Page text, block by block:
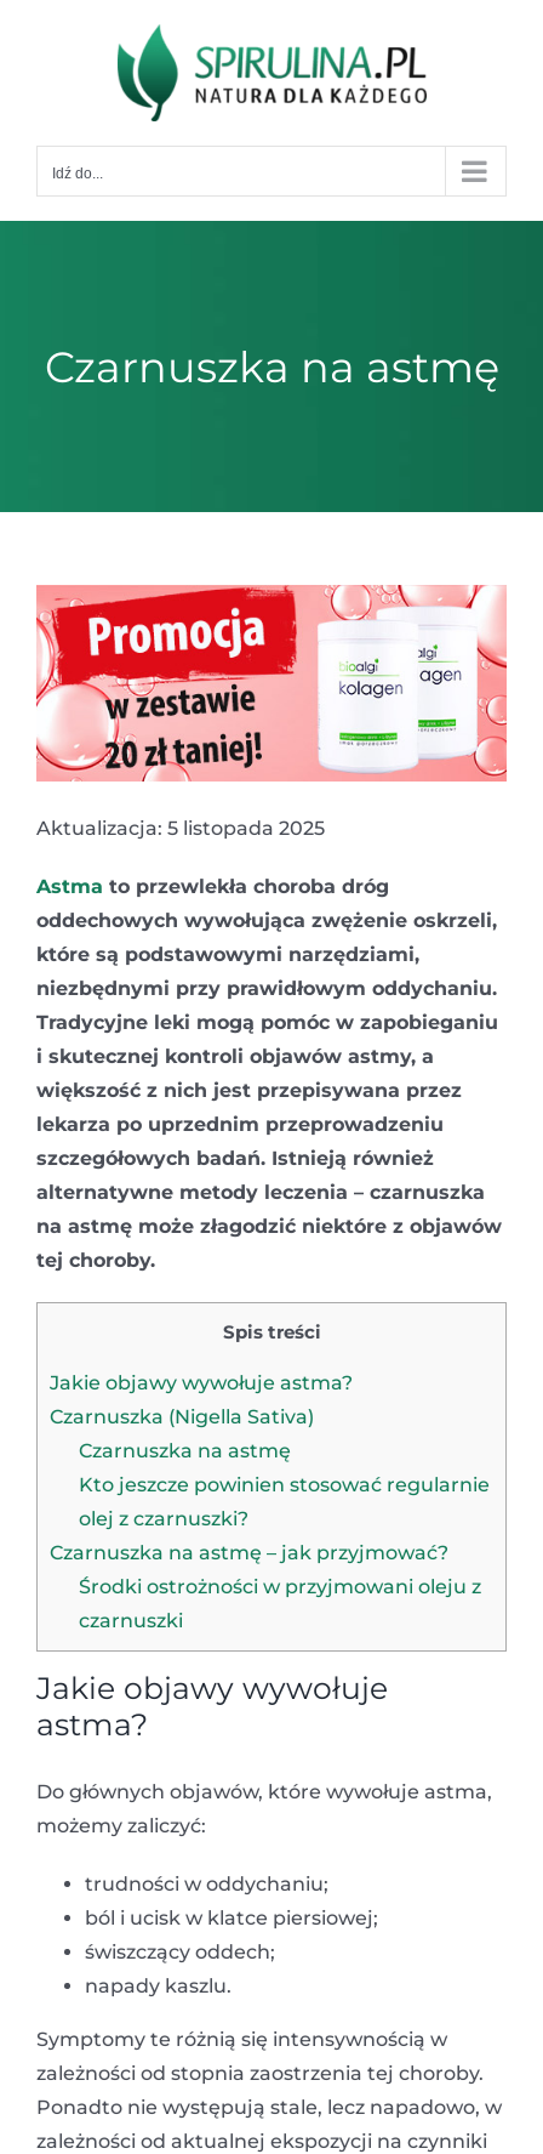
Idź do...
Czarnuszka na astmę
Aktualizacja: 5 listopada 2025
Astma to przewlekła choroba dróg
oddechowych wywołująca zwężenie oskrzeli,
które są podstawowymi narzędziami,
niezbędnymi przy prawidłowym oddychaniu.
Tradycyjne leki mogą pomóc w zapobieganiu
i skutecznej kontroli objawów astmy, a
większość z nich jest przepisywana przez
lekarza po uprzednim przeprowadzeniu
szczegółowych badań. Istnieją również
alternatywne metody leczenia – czarnuszka
na astmę może złagodzić niektóre z objawów
tej choroby.
Spis treści
Jakie objawy wywołuje astma?
Czarnuszka (Nigella Sativa)
Czarnuszka na astmę
Kto jeszcze powinien stosować regularnie
olej z czarnuszki?
Czarnuszka na astmę – jak przyjmować?
Środki ostrożności w przyjmowani oleju z
czarnuszki
Jakie objawy wywołuje
astma?
Do głównych objawów, które wywołuje astma,
możemy zaliczyć:
trudności w oddychaniu;
ból i ucisk w klatce piersiowej;
świszczący oddech;
napady kaszlu.
Symptomy te różnią się intensywnością w
zależności od stopnia zaostrzenia tej choroby.
Ponadto nie występują stale, lecz napadowo, w
zależności od aktualnej ekspozycji na czynniki